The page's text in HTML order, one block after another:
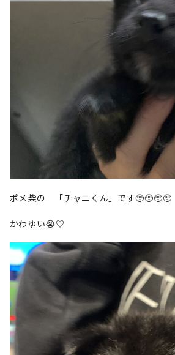
ポメ柴の 「チャニくん」です🥺🥺🥺🥺
かわゆい😭♡